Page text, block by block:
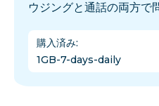
ウジングと通話の両方で
購入済み:
1GB-7-days-daily